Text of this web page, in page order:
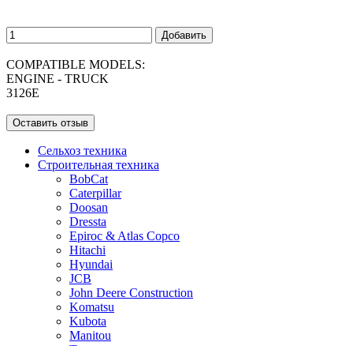
Добавить
COMPATIBLE MODELS:
ENGINE - TRUCK
3126E
Оставить отзыв
Сельхоз техника
Строительная техника
BobCat
Caterpillar
Doosan
Dressta
Epiroc & Atlas Copco
Hitachi
Hyundai
JCB
John Deere Construction
Komatsu
Kubota
Manitou